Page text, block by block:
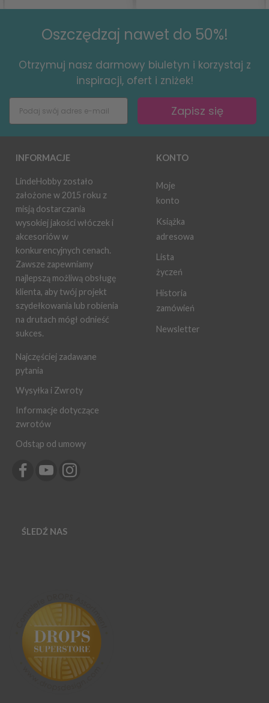
Oszczędzaj nawet do 50%!
Otrzymuj nasz darmowy biuletyn i korzystaj z
inspiracji, ofert i zniżek!
Zapisz się
INFORMACJE
LindeHobby zostało
założone w 2015 roku z
misją dostarczania
wysokiej jakości włóczek i
akcesoriów w
konkurencyjnych cenach.
Zawsze zapewniamy
najlepszą możliwą obsługę
klienta, aby twój projekt
szydełkowania lub robienia
na drutach mógł odnieść
sukces.
Najczęściej zadawane
pytania
Wysyłka i Zwroty
Informacje dotyczące
zwrotów
Odstąp od umowy
KONTO
Moje
konto
Książka
adresowa
Lista
życzeń
Historia
zamówień
Newsletter
ŚLEDŹ NAS